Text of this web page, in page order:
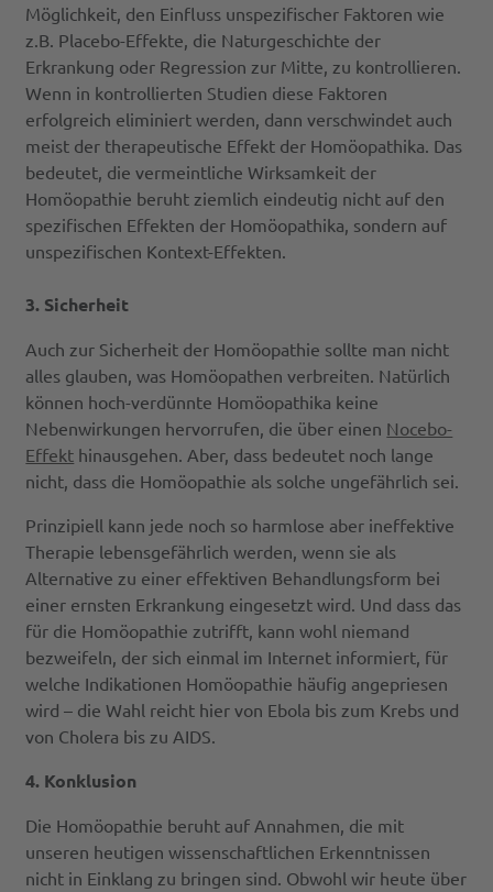
Möglichkeit, den Einfluss unspezifischer Faktoren wie
z.B. Placebo-Effekte, die Naturgeschichte der
Erkrankung oder Regression zur Mitte, zu kontrollieren.
Wenn in kontrollierten Studien diese Faktoren
erfolgreich eliminiert werden, dann verschwindet auch
meist der therapeutische Effekt der Homöopathika. Das
bedeutet, die vermeintliche Wirksamkeit der
Homöopathie beruht ziemlich eindeutig nicht auf den
spezifischen Effekten der Homöopathika, sondern auf
unspezifischen Kontext-Effekten.
3. Sicherheit
Auch zur Sicherheit der Homöopathie sollte man nicht
alles glauben, was Homöopathen verbreiten. Natürlich
können hoch-verdünnte Homöopathika keine
Nebenwirkungen hervorrufen, die über einen Nocebo-
Effekt hinausgehen. Aber, dass bedeutet noch lange
nicht, dass die Homöopathie als solche ungefährlich sei.
Prinzipiell kann jede noch so harmlose aber ineffektive
Therapie lebensgefährlich werden, wenn sie als
Alternative zu einer effektiven Behandlungsform bei
einer ernsten Erkrankung eingesetzt wird. Und dass das
für die Homöopathie zutrifft, kann wohl niemand
bezweifeln, der sich einmal im Internet informiert, für
welche Indikationen Homöopathie häufig angepriesen
wird – die Wahl reicht hier von Ebola bis zum Krebs und
von Cholera bis zu AIDS.
4. Konklusion
Die Homöopathie beruht auf Annahmen, die mit
unseren heutigen wissenschaftlichen Erkenntnissen
nicht in Einklang zu bringen sind. Obwohl wir heute über